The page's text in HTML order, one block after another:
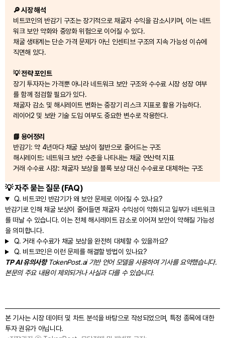
🔎 시장 해석
비트코인의 반감기 구조는 장기적으로 채굴자 수익을 감소시키며, 이는 네트
워크 보안 약화와 중앙화 위험으로 이어질 수 있다.
채굴 생태계는 단순 가격 문제가 아닌 인센티브 구조의 지속 가능성 이슈에
직면해 있다.
💡 전략 포인트
장기 투자자는 가격뿐 아니라 네트워크 보안 구조와 수수료 시장 성장 여부
를 함께 점검할 필요가 있다.
채굴자 감소 및 해시레이트 변화는 중장기 리스크 지표로 활용 가능하다.
레이어2 및 보완 기술 도입 여부도 중요한 변수로 작용한다.
📘 용어정리
반감기: 약 4년마다 채굴 보상이 절반으로 줄어드는 구조
해시레이트: 네트워크 보안 수준을 나타내는 채굴 연산력 지표
거래 수수료 시장: 채굴자 보상을 블록 보상 대신 수수료로 대체하는 구조
💡 자주 묻는 질문 (FAQ)
Q. 비트코인 반감기가 왜 보안 문제로 이어질 수 있나요?
반감기로 인해 채굴 보상이 줄어들면 채굴자 수익성이 악화되고 일부가 네트워크
를 떠날 수 있습니다. 이는 전체 해시레이트 감소로 이어져 보안이 약해질 가능성
을 의미합니다.
Q. 거래 수수료가 채굴 보상을 완전히 대체할 수 있을까요?
Q. 비트코인은 이런 문제를 해결할 방법이 있나요?
TP AI 유의사항TokenPost.ai 기반 언어 모델을 사용하여 기사를 요약했습니다.
본문의 주요 내용이 제외되거나 사실과 다를 수 있습니다.
본 기사는 시장 데이터 및 차트 분석을 바탕으로 작성되었으며, 특정 종목에 대한
투자 권유가 아닙니다.